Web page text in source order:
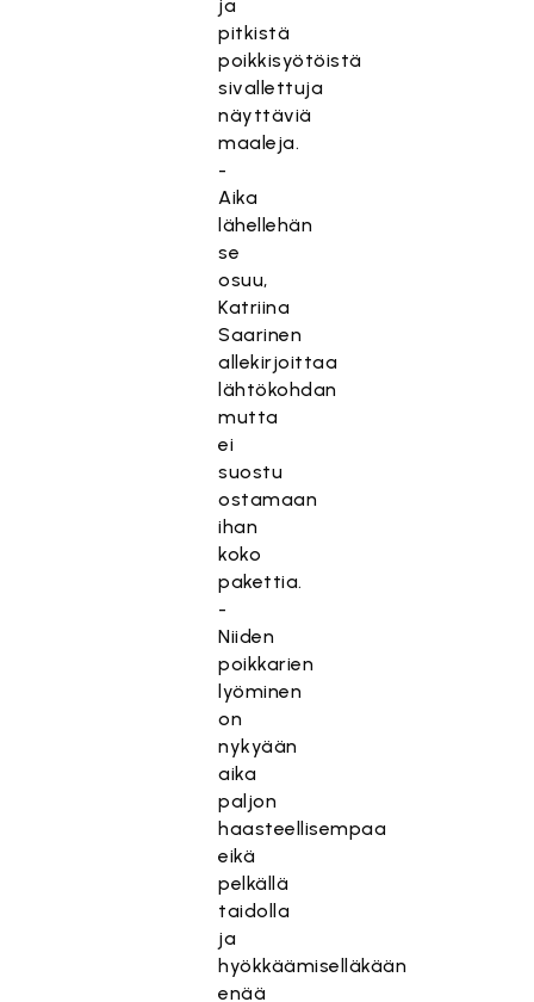
ja
pitkistä
poikkisyötöistä
sivallettuja
näyttäviä
maaleja.
-
Aika
lähellehän
se
osuu,
Katriina
Saarinen
allekirjoittaa
lähtökohdan
mutta
ei
suostu
ostamaan
ihan
koko
pakettia.
-
Niiden
poikkarien
lyöminen
on
nykyään
aika
paljon
haasteellisempaa
eikä
pelkällä
taidolla
ja
hyökkäämiselläkään
enää